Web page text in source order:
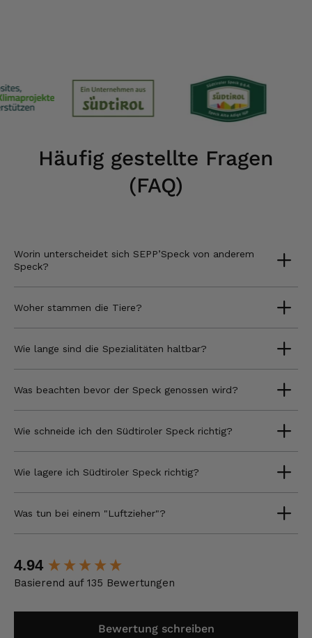
Häufig gestellte Fragen
(FAQ)
Worin unterscheidet sich SEPP’Speck von anderem
Speck?
Woher stammen die Tiere?
Wie lange sind die Spezialitäten haltbar?
Was beachten bevor der Speck genossen wird?
Wie schneide ich den Südtiroler Speck richtig?
Wie lagere ich Südtiroler Speck richtig?
Was tun bei einem "Luftzieher"?
4.94
Basierend auf 135 Bewertungen
Bewertung schreiben
New content loaded